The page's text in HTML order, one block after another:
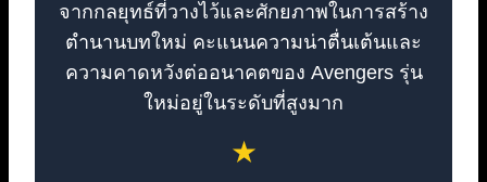
จากกลยุทธ์ที่วางไว้และศักยภาพในการสร้าง
ตำนานบทใหม่ คะแนนความน่าตื่นเต้นและ
ความคาดหวังต่ออนาคตของ Avengers รุ่น
ใหม่อยู่ในระดับที่สูงมาก
★